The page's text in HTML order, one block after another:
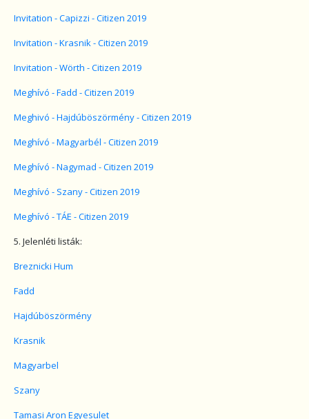
Invitation - Capizzi - Citizen 2019
Invitation - Krasnik - Citizen 2019
Invitation - Wörth - Citizen 2019
Meghívó - Fadd - Citizen 2019
Meghivó - Hajdúböszörmény - Citizen 2019
Meghívó - Magyarbél - Citizen 2019
Meghívó - Nagymad - Citizen 2019
Meghívó - Szany - Citizen 2019
Meghívó - TÁE - Citizen 2019
5. Jelenléti listák:
Breznicki Hum
Fadd
Hajdúböszörmény
Krasnik
Magyarbel
Szany
Tamasi Aron Egyesulet